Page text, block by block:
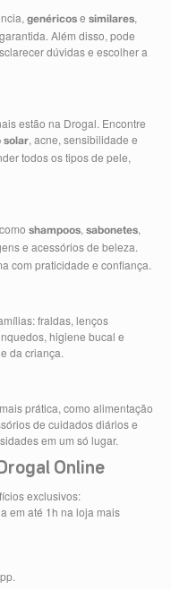
genéricose similares,
Além disso, pode
dúvidas e escolher a
estão na Drogal. Encontre
solar, acne, sensibilidade e
todos os tipos de pele,
shampoos, sabonetes,
e acessórios de beleza.
com praticidade e confiança.
fraldas, lenços
higiene bucal e
da criança.
prática, como alimentação
de cuidados diários e
em um só lugar.
Online
exclusivos:
em até 1h na loja mais